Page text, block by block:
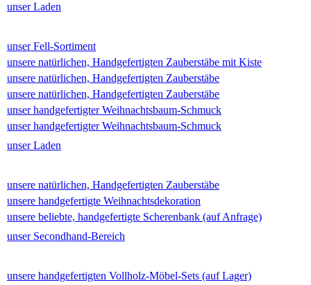
unser Laden
unser Fell-Sortiment
unsere natürlichen, Handgefertigten Zauberstäbe mit Kiste
unsere natürlichen, Handgefertigten Zauberstäbe
unsere natürlichen, Handgefertigten Zauberstäbe
unser handgefertigter Weihnachtsbaum-Schmuck
unser handgefertigter Weihnachtsbaum-Schmuck
unser Laden
unsere natürlichen, Handgefertigten Zauberstäbe
unsere handgefertigte Weihnachtsdekoration
unsere beliebte, handgefertigte Scherenbank (auf Anfrage)
unser Secondhand-Bereich
unsere handgefertigten Vollholz-Möbel-Sets (auf Lager)